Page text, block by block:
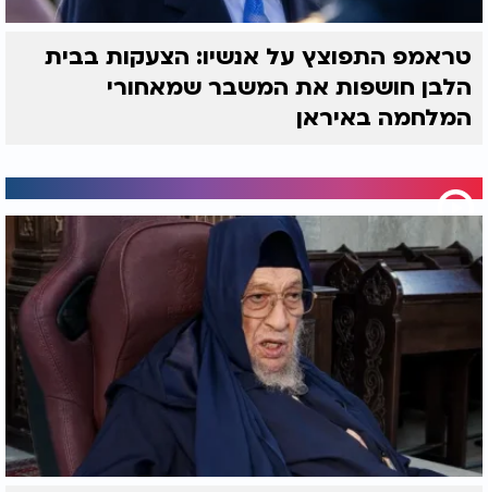
טראמפ התפוצץ על אנשיו: הצעקות בבית
הלבן חושפות את המשבר שמאחורי
המלחמה באיראן